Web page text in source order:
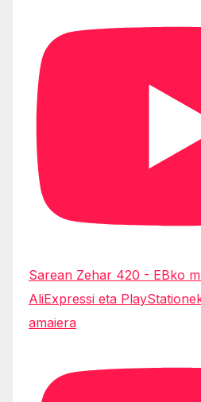
Sarean Zehar 420 - EBko
AliExpressi eta
amaiera